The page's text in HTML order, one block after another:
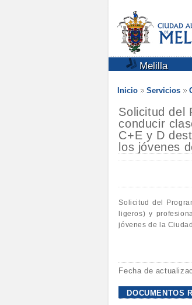
Melilla
Inicio Servicios
Solicitud del
conducir
C+E y D
los jóvenes
Solicitud del
ligeros) y
jóvenes de la
Fecha de
DOCUMENTOS